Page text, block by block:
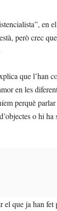
en
però crec
que
en les
perquè
o hi
que ja han